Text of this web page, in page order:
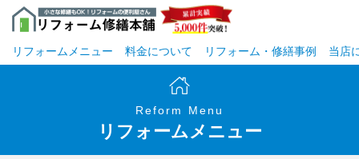
リフォームメニュー 料金について リフォーム・修繕事例 当店
Reform Menu
リフォームメニュー